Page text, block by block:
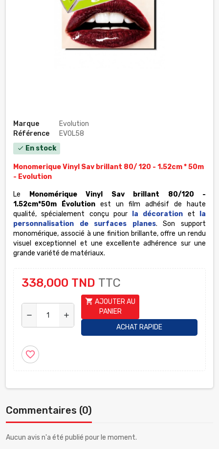
Marque
Evolution
Référence
EVOL58
check En stock
Monomerique Vinyl Sav brillant 80/ 120 - 1.52cm * 50m
- Evolution
Le
Monomérique Vinyl Sav brillant 80/120 -
1.52cm*50m Évolution est un film adhésif de haute
qualité, spécialement conçu pourla décoration et la
personnalisation de surfaces planes. Son support
monomérique, associé à une finition brillante, offre un rendu
visuel exceptionnel et une excellente adhérence sur une
grande variété de matériaux.
338,000 TND TTC
remove add
shopping_cart AJOUTER AU
PANIER
ACHAT RAPIDE
favorite_border
Commentaires (0)
Aucun avis n'a été publié pour le moment.